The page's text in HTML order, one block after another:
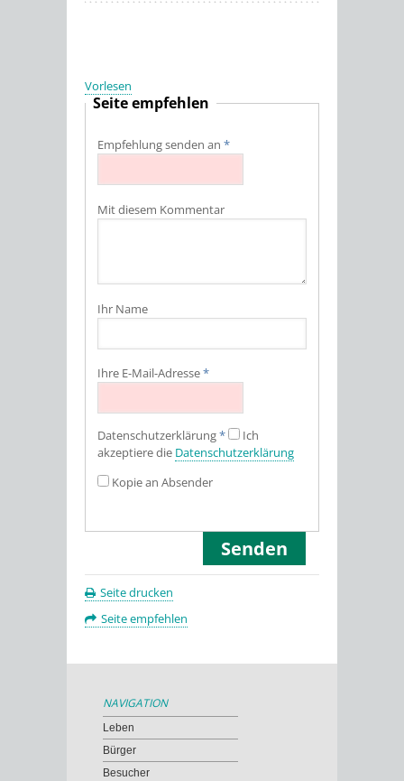
Vorlesen
Seite empfehlen
Empfehlung senden an *
Mit diesem Kommentar
Ihr Name
Ihre E-Mail-Adresse*
Datenschutz­erklärung*
Ich
akzeptiere die Datenschutz­erklärung
Kopie an Absender
Seite drucken
Seite empfehlen
NAVIGATION
Leben
Bürger
Besucher